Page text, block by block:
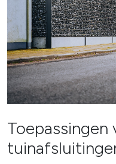
Toepassingen